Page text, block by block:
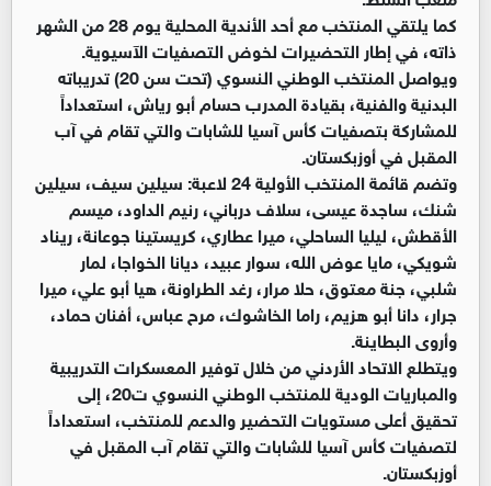
كما يلتقي المنتخب مع أحد الأندية المحلية يوم 28 من الشهر
ذاته، في إطار التحضيرات لخوض التصفيات الآسيوية.
ويواصل المنتخب الوطني النسوي (تحت سن 20) تدريباته
البدنية والفنية، بقيادة المدرب حسام أبو رياش، استعداداً
للمشاركة بتصفيات كأس آسيا للشابات والتي تقام في آب
المقبل في أوزبكستان.
وتضم قائمة المنتخب الأولية 24 لاعبة: سيلين سيف، سيلين
شنك، ساجدة عيسى، سلاف درباني، رنيم الداود، ميسم
الأقطش، ليليا الساحلي، ميرا عطاري، كريستينا جوعانة، ريناد
شويكي، مايا عوض الله، سوار عبيد، ديانا الخواجا، لمار
شلبي، جنة معتوق، حلا مرار، رغد الطراونة، هيا أبو علي، ميرا
جرار، دانا أبو هزيم، راما الخاشوك، مرح عباس، أفنان حماد،
وأروى البطاينة.
ويتطلع الاتحاد الأردني من خلال توفير المعسكرات التدريبية
والمباريات الودية للمنتخب الوطني النسوي ت20، إلى
تحقيق أعلى مستويات التحضير والدعم للمنتخب، استعداداً
لتصفيات كأس آسيا للشابات والتي تقام آب المقبل في
أوزبكستان.